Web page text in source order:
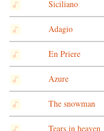
Siciliano
Adagio
En Priere
Azure
The snowman
Tears in heaven